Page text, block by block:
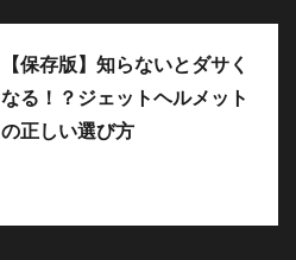
【保存版】知らないとダサく
なる！？ジェットヘルメット
の正しい選び方